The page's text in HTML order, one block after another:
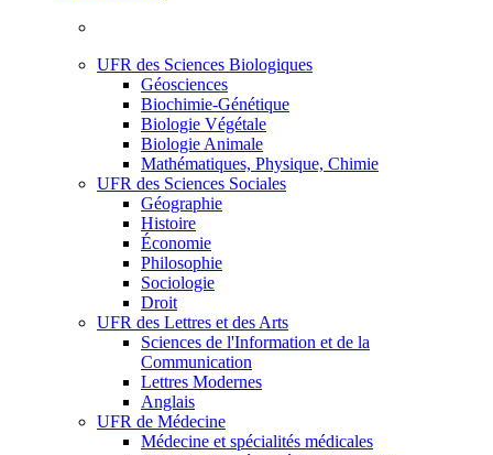
UFR des Sciences Biologiques
Géosciences
Biochimie-Génétique
Biologie Végétale
Biologie Animale
Mathématiques, Physique, Chimie
UFR des Sciences Sociales
Géographie
Histoire
Économie
Philosophie
Sociologie
Droit
UFR des Lettres et des Arts
Sciences de l'Information et de la
Communication
Lettres Modernes
Anglais
UFR de Médecine
Médecine et spécialités médicales